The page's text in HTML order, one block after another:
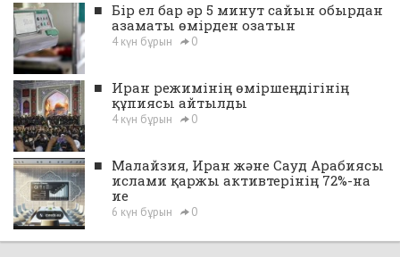
■ Бір ел бар әр 5 минут сайын обырдан
азаматы өмірден озатын
4 күн бұрын 0
■ Иран режимінің өміршеңдігінің
құпиясы айтылды
4 күн бұрын 0
■ Малайзия, Иран және Сауд Арабиясы
ислами қаржы активтерінің 72%-на
ие
6 күн бұрын 0